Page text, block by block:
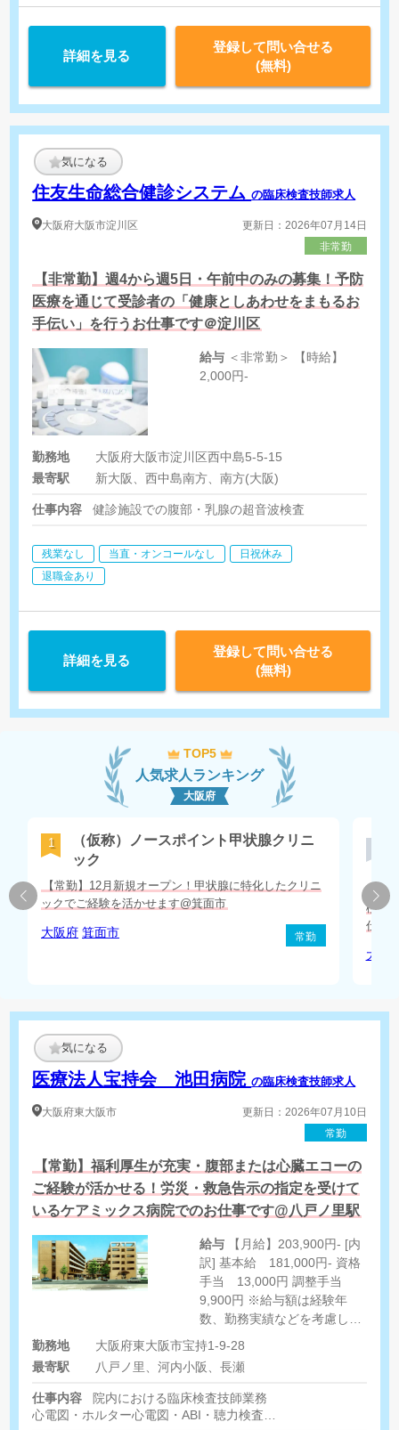
詳細を見る
登録して問い合せる
(無料)
気になる
住友生命総合健診システムの臨床検査技師求人
大阪府大阪市淀川区
更新日：2026年07月14日
非常勤
【非常勤】週4から週5日・午前中のみの募集！予防
医療を通じて受診者の「健康としあわせをまもるお
手伝い」を行うお仕事です＠淀川区
給与
2,000円-
勤務地
大阪府大阪市淀川区西中島5-5-15
最寄駅
新大阪、西中島南方、南方(大阪)
仕事内容 健診施設での腹部・乳腺の超音波検査
残業なし 当直・オンコールなし
日祝休み
退職金あり
詳細を見る
登録して問い合せる
(無料)
TOP5
人気求人ランキング
大阪府
1
（仮称）ノースポイント甲状腺クリニ
ック
【常勤】12月新規オープン！甲状腺に特化したクリニ
ックでご経験を活かせます@箕面市
大阪府 箕面市 常勤
【常
検査
仕事
大阪
気になる
医療法人宝持会 池田病院の臨床検査技師求人
大阪府東大阪市
更新日：2026年07月10日
常勤
【常勤】福利厚生が充実・腹部または心臓エコーの
ご経験が活かせる！労災・救急告示の指定を受けて
いるケアミックス病院でのお仕事です@八戸ノ里駅
給与
訳] 基本給 181,000円- 資格
手当 13,000円 調整手当
9,900円 ※給与額は経験年
数、勤務実績などを考慮して
決定いたします。 [その他手
当] 皆勤手当 6,000円 住宅
手当 5,000円-10,000円 家族
手当 2,000円-7,000円 ベー
スアップ手当 7,000円
勤務地
大阪府東大阪市宝持1-9-28
最寄駅
八戸ノ里、河内小阪、長瀬
仕事内容
院内における臨床検査技師業務
心電図・ホルター心電図・ABI・聴力検査